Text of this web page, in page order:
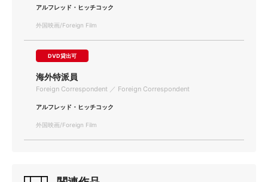
アルフレッド・ヒッチコック
外国映画/Foreign Film
DVD貸出可
海外特派員
Foreign Correspondent ／ Foreign Correspondent
アルフレッド・ヒッチコック
外国映画/Foreign Film